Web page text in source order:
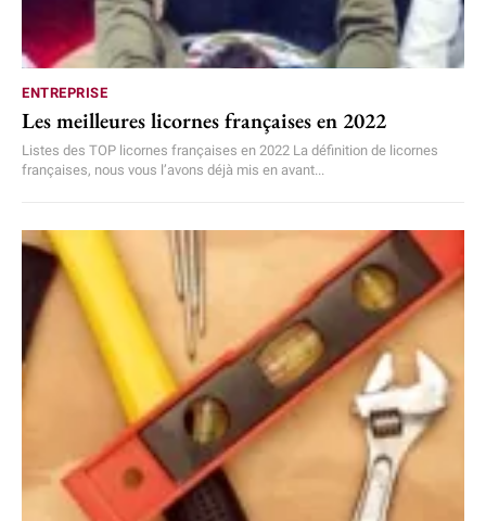
ENTREPRISE
Les meilleures licornes françaises en 2022
Listes des TOP licornes françaises en 2022 La définition de licornes
françaises, nous vous l’avons déjà mis en avant...